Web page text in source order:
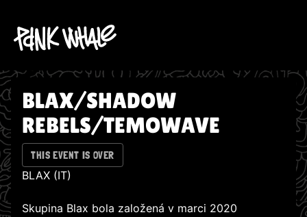
BLAX/SHADOW
REBELS/TEMOWAVE
THIS EVENT IS OVER
BLAX (IT)
Skupina Blax bola založená v marci 2020